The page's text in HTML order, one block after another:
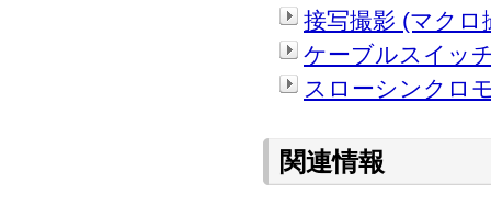
接写撮影 (マク
ケーブルスイッ
スローシンクロ
関連情報